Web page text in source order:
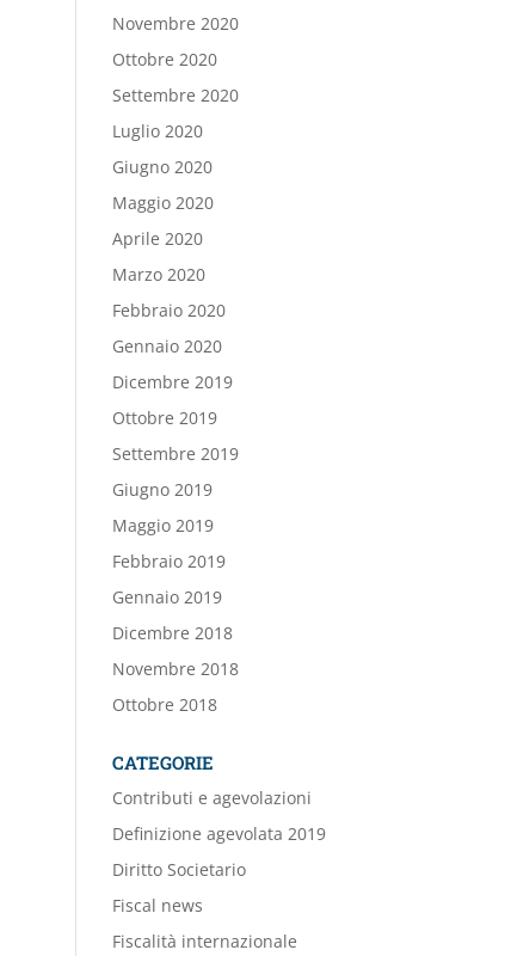
Novembre 2020
Ottobre 2020
Settembre 2020
Luglio 2020
Giugno 2020
Maggio 2020
Aprile 2020
Marzo 2020
Febbraio 2020
Gennaio 2020
Dicembre 2019
Ottobre 2019
Settembre 2019
Giugno 2019
Maggio 2019
Febbraio 2019
Gennaio 2019
Dicembre 2018
Novembre 2018
Ottobre 2018
CATEGORIE
Contributi e agevolazioni
Definizione agevolata 2019
Diritto Societario
Fiscal news
Fiscalità internazionale